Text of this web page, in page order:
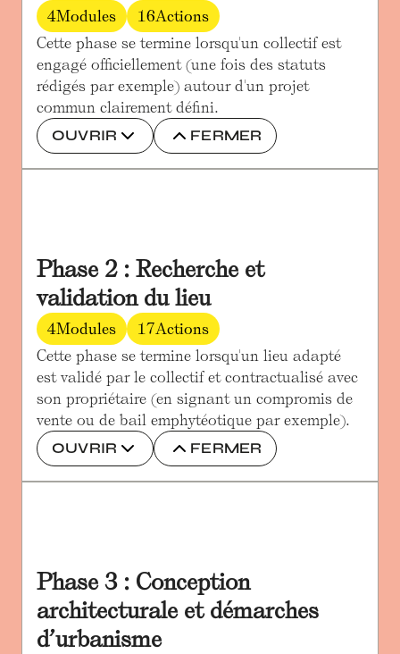
4Modules 16Actions
Cette phase se termine lorsqu'un collectif est
engagé officiellement (une fois des statuts
rédigés par exemple) autour d'un projet
commun clairement défini.
OUVRIR FERMER
Phase 2 : Recherche et
validation du lieu
4Modules 17Actions
Cette phase se termine lorsqu'un lieu adapté
est validé par le collectif et contractualisé avec
son propriétaire (en signant un compromis de
vente ou de bail emphytéotique par exemple).
OUVRIR FERMER
Phase 3 : Conception
architecturale et démarches
d’urbanisme